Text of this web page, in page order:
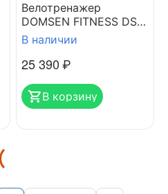
Велотренажер
DOMSEN FITNESS DSB-
220
В наличии
25 390₽
В корзину